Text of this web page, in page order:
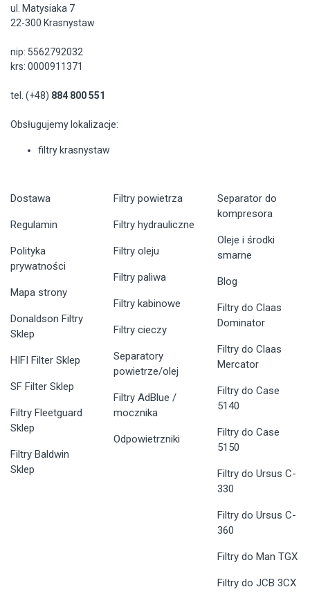
ul. Matysiaka 7
22-300 Krasnystaw
nip: 5562792032
krs: 0000911371
tel. (+48) 884 800 551
Obsługujemy lokalizacje:
filtry krasnystaw
Dostawa
Regulamin
Polityka
prywatności
Mapa strony
Donaldson Filtry
Sklep
HIFI Filter Sklep
SF Filter Sklep
Filtry Fleetguard
Sklep
Filtry Baldwin
Sklep
Filtry powietrza
Filtry hydrauliczne
Filtry oleju
Filtry paliwa
Filtry kabinowe
Filtry cieczy
Separatory
powietrze/olej
Filtry AdBlue /
mocznika
Odpowietrzniki
Separator do
kompresora
Oleje i środki
smarne
Blog
Filtry do Claas
Dominator
Filtry do Claas
Mercator
Filtry do Case
5140
Filtry do Case
5150
Filtry do Ursus C-
330
Filtry do Ursus C-
360
Filtry do Man TGX
Filtry do JCB 3CX